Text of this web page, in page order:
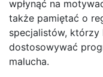
wpłynąć na
także pamiętać o
specjalistów,
dostosowywać
malucha.